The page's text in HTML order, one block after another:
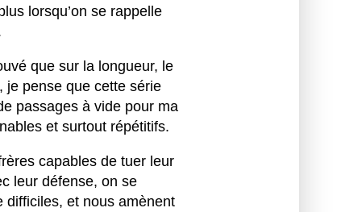
lorsqu’on se rappelle
que sur la longueur, le
je pense que cette série
passages à vide pour ma
et surtout répétitifs.
capables de tuer leur
leur défense, on se
difficiles, et nous amènent